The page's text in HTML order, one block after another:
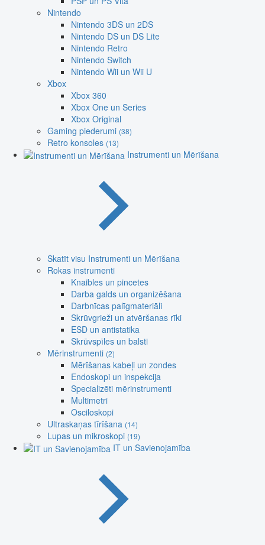
Nintendo
Nintendo 3DS un 2DS
Nintendo DS un DS Lite
Nintendo Retro
Nintendo Switch
Nintendo Wii un Wii U
Xbox
Xbox 360
Xbox One un Series
Xbox Original
Gaming piederumi (38)
Retro konsoles (13)
Instrumenti un Mērīšana
Skatīt visu Instrumenti un Mērīšana
Rokas instrumenti
Knaibles un pincetes
Darba galds un organizēšana
Darbnīcas palīgmateriāli
Skrūvgrieži un atvēršanas rīki
ESD un antistatika
Skrūvspīles un balsti
Mērinstrumenti (2)
Mērīšanas kabeļi un zondes
Endoskopi un inspekcija
Specializēti mērinstrumenti
Multimetri
Osciloskopi
Ultraskaņas tīrīšana (14)
Lupas un mikroskopi (19)
IT un Savienojamība